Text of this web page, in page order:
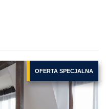
OFERTA SPECJALNA